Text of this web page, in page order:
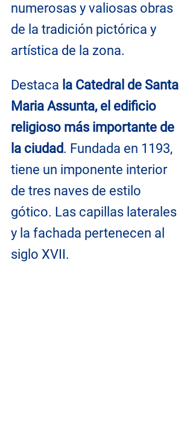
numerosas y valiosas obras
de la tradición pictórica y
artística de la zona.
Destaca la Catedral de Santa
Maria Assunta, el edificio
religioso más importante de
la ciudad. Fundada en 1193,
tiene un imponente interior
de tres naves de estilo
gótico. Las capillas laterales
y la fachada pertenecen al
siglo XVII.